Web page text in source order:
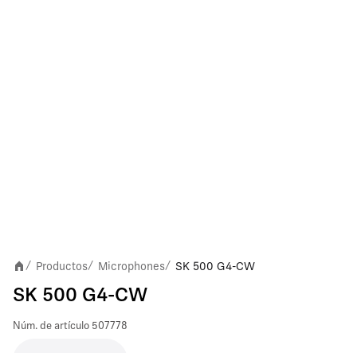
/ Productos/ Microphones/ SK 500 G4-CW
SK 500 G4-CW
Núm. de artículo 507778